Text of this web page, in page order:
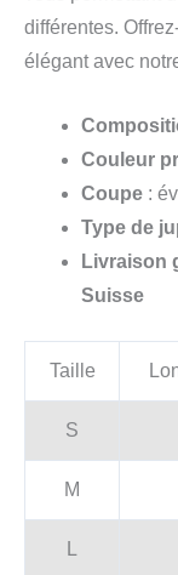
différentes.
élégant avec
Couleur
Coupe:
Type de
Livraison
Suisse
Taille
S
M